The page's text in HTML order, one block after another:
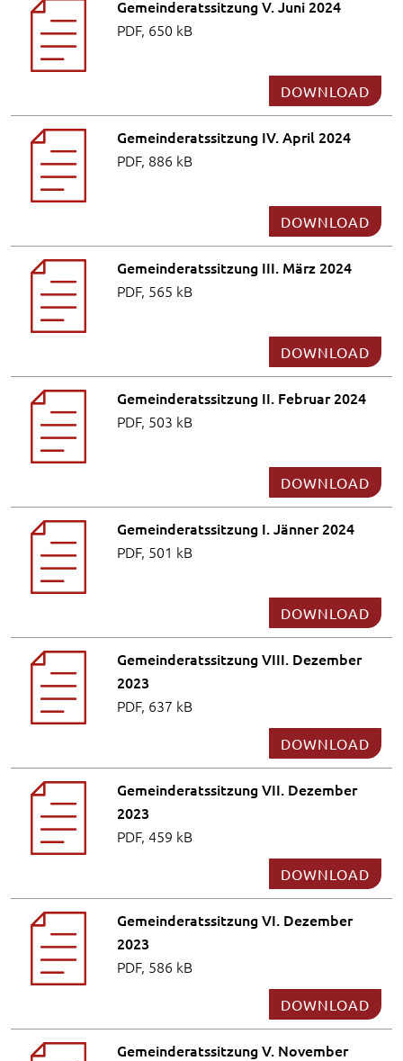
Gemeinderatssitzung V. Juni 2024
PDF, 650 kB
DOWNLOAD
Gemeinderatssitzung IV. April 2024
PDF, 886 kB
DOWNLOAD
Gemeinderatssitzung III. März 2024
PDF, 565 kB
DOWNLOAD
Gemeinderatssitzung II. Februar 2024
PDF, 503 kB
DOWNLOAD
Gemeinderatssitzung I. Jänner 2024
PDF, 501 kB
DOWNLOAD
Gemeinderatssitzung VIII. Dezember
2023
PDF, 637 kB
DOWNLOAD
Gemeinderatssitzung VII. Dezember
2023
PDF, 459 kB
DOWNLOAD
Gemeinderatssitzung VI. Dezember
2023
PDF, 586 kB
DOWNLOAD
Gemeinderatssitzung V. November